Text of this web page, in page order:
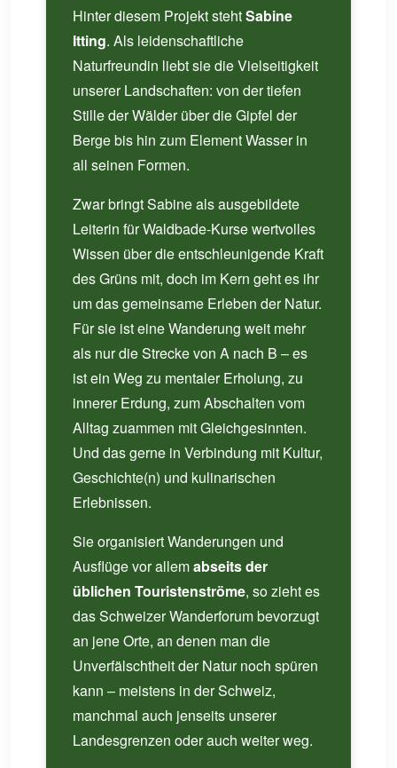
Hinter diesem Projekt stehtSabine
Itting. Als leidenschaftliche
Naturfreundin liebt sie die Vielseitigkeit
unserer Landschaften: von der tiefen
Stille der Wälder über die Gipfel der
Berge bis hin zum Element Wasser in
all seinen Formen.
Zwar bringt Sabine als ausgebildete
Leiterin für Waldbade-Kurse wertvolles
Wissen über die entschleunigende Kraft
des Grüns mit, doch im Kern geht es ihr
um das gemeinsame Erleben der Natur.
Für sie ist eine Wanderung weit mehr
als nur die Strecke von A nach B – es
ist ein Weg zu mentaler Erholung, zu
innerer Erdung, zum Abschalten vom
Alltag zuammen mit Gleichgesinnten.
Und das gerne in Verbindung mit Kultur,
Geschichte(n) und kulinarischen
Erlebnissen.
Sie organisiert Wanderungen und
Ausflüge vor allemabseits der
üblichen Touristenströme, so zieht es
das Schweizer Wanderforum bevorzugt
an jene Orte, an denen man die
Unverfälschtheit der Natur noch spüren
kann – meistens in der Schweiz,
manchmal auch jenseits unserer
Landesgrenzen oder auch weiter weg.